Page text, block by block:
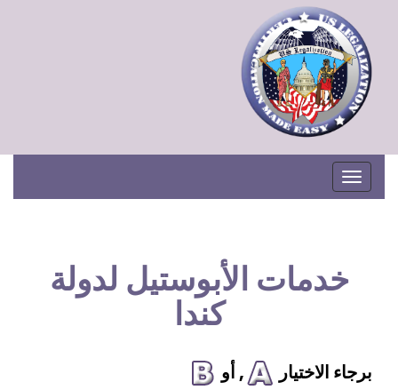
Toggle navigation
خدمات الأبوستيل لدولة
كندا
برجاء الاختيار , أو